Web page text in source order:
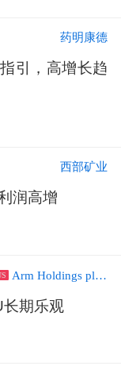
药明康德
引，高增长趋
西部矿业
润高增
Arm Holdings plc ADR
期乐观